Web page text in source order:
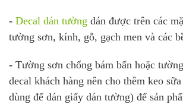
- Decal dán tường dán được trên các
tường sơn, kính, gỗ, gạch men và các
- Tường sơn chống bám bẩn hoặc
decal khách hàng nên cho thêm keo
dùng để dán giấy dán tường) để sản